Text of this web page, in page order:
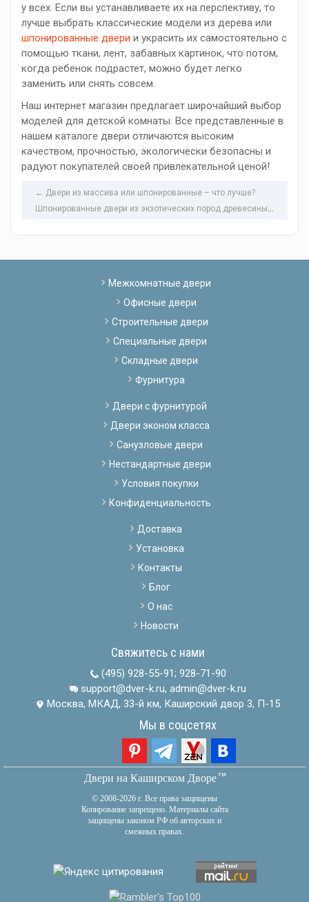
у всех. Если вы устанавливаете их на перспективу, то
лучше выбрать классические модели из дерева или
шпонированные двери и украсить их самостоятельно с
помощью ткани, лент, забавных картинок, что потом,
когда ребенок подрастет, можно будет легко
заменить или снять совсем.
Наш интернет магазин предлагает широчайший выбор
моделей для детской комнаты. Все представленные в
нашем каталоге двери отличаются высоким
качеством, прочностью, экологически безопасны и
радуют покупателей своей привлекательной ценой!
← Двери из массива или шпонированные – что лучше?
Ш
понированные двери из экзотических пород древесины →
Межкомнатные двери
Офисные двери
Строительные двери
Специальные двери
Складные двери
Фурнитура
Двери с фурнитурой
Двери эконом класса
Санузловые двери
Нестандартные двери
Условия покупки
Конфиденциальность
Доставка
Установка
Контакты
Блог
О нас
Новости
Свяжитесь с нами
(495) 928-55-91; 928-71-90
support@dver-k.ru, admin@dver-k.ru
Москва, МКАД, 33-й км, Каширский двор 3, П-15
Мы в соцсетях
Двери на Каширском Дворетм
© 2008-2026 г. Все права защищены
Копирование запрещено. Материалы сайта
защищены законом РФ об авторских и
смежных правах.